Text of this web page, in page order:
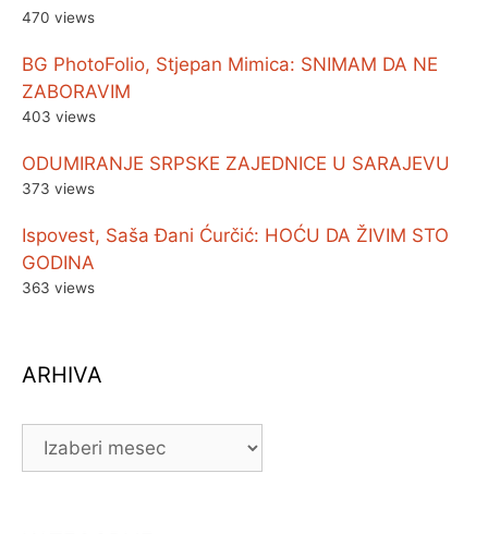
470 views
BG PhotoFolio, Stjepan Mimica: SNIMAM DA NE
ZABORAVIM
403 views
ODUMIRANJE SRPSKE ZAJEDNICE U SARAJEVU
373 views
Ispovest, Saša Đani Ćurčić: HOĆU DA ŽIVIM STO
GODINA
363 views
ARHIVA
ARHIVA